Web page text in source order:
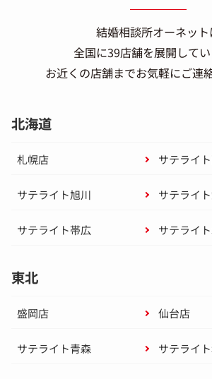
結婚相談所オーネッ
全国に39店舗を展開してい
お近くの店舗までお気軽にご連
北海道
札幌店 サテライ
サテライト旭川 サテライ
サテライト帯広 サテライ
東北
盛岡店 仙台店
サテライト青森 サテライ